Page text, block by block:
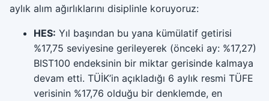
aylık alım ağırlıklarını disiplinle koruyoruz:
HES: Yıl başından bu yana kümülatif getirisi
%17,75 seviyesine gerileyerek (önceki ay: %17,27)
BIST100 endeksinin bir miktar gerisinde kalmaya
devam etti. TÜİK’in açıkladığı 6 aylık resmi TÜFE
verisinin %17,76 olduğu bir denklemde, en